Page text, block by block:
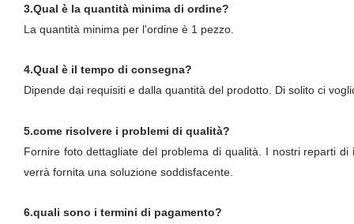
3.Qual è la quantità minima di ordine?
La quantità minima per l'ordine è 1 pezzo.
4.Qual è il tempo di consegna?
Dipende dai requisiti e dalla quantità del prodotto. Di solito ci
5.come risolvere i problemi di qualità?
Fornire foto dettagliate del problema di qualità. I nostri reparti
verrà fornita una soluzione soddisfacente.
6.quali sono i termini di pagamento?